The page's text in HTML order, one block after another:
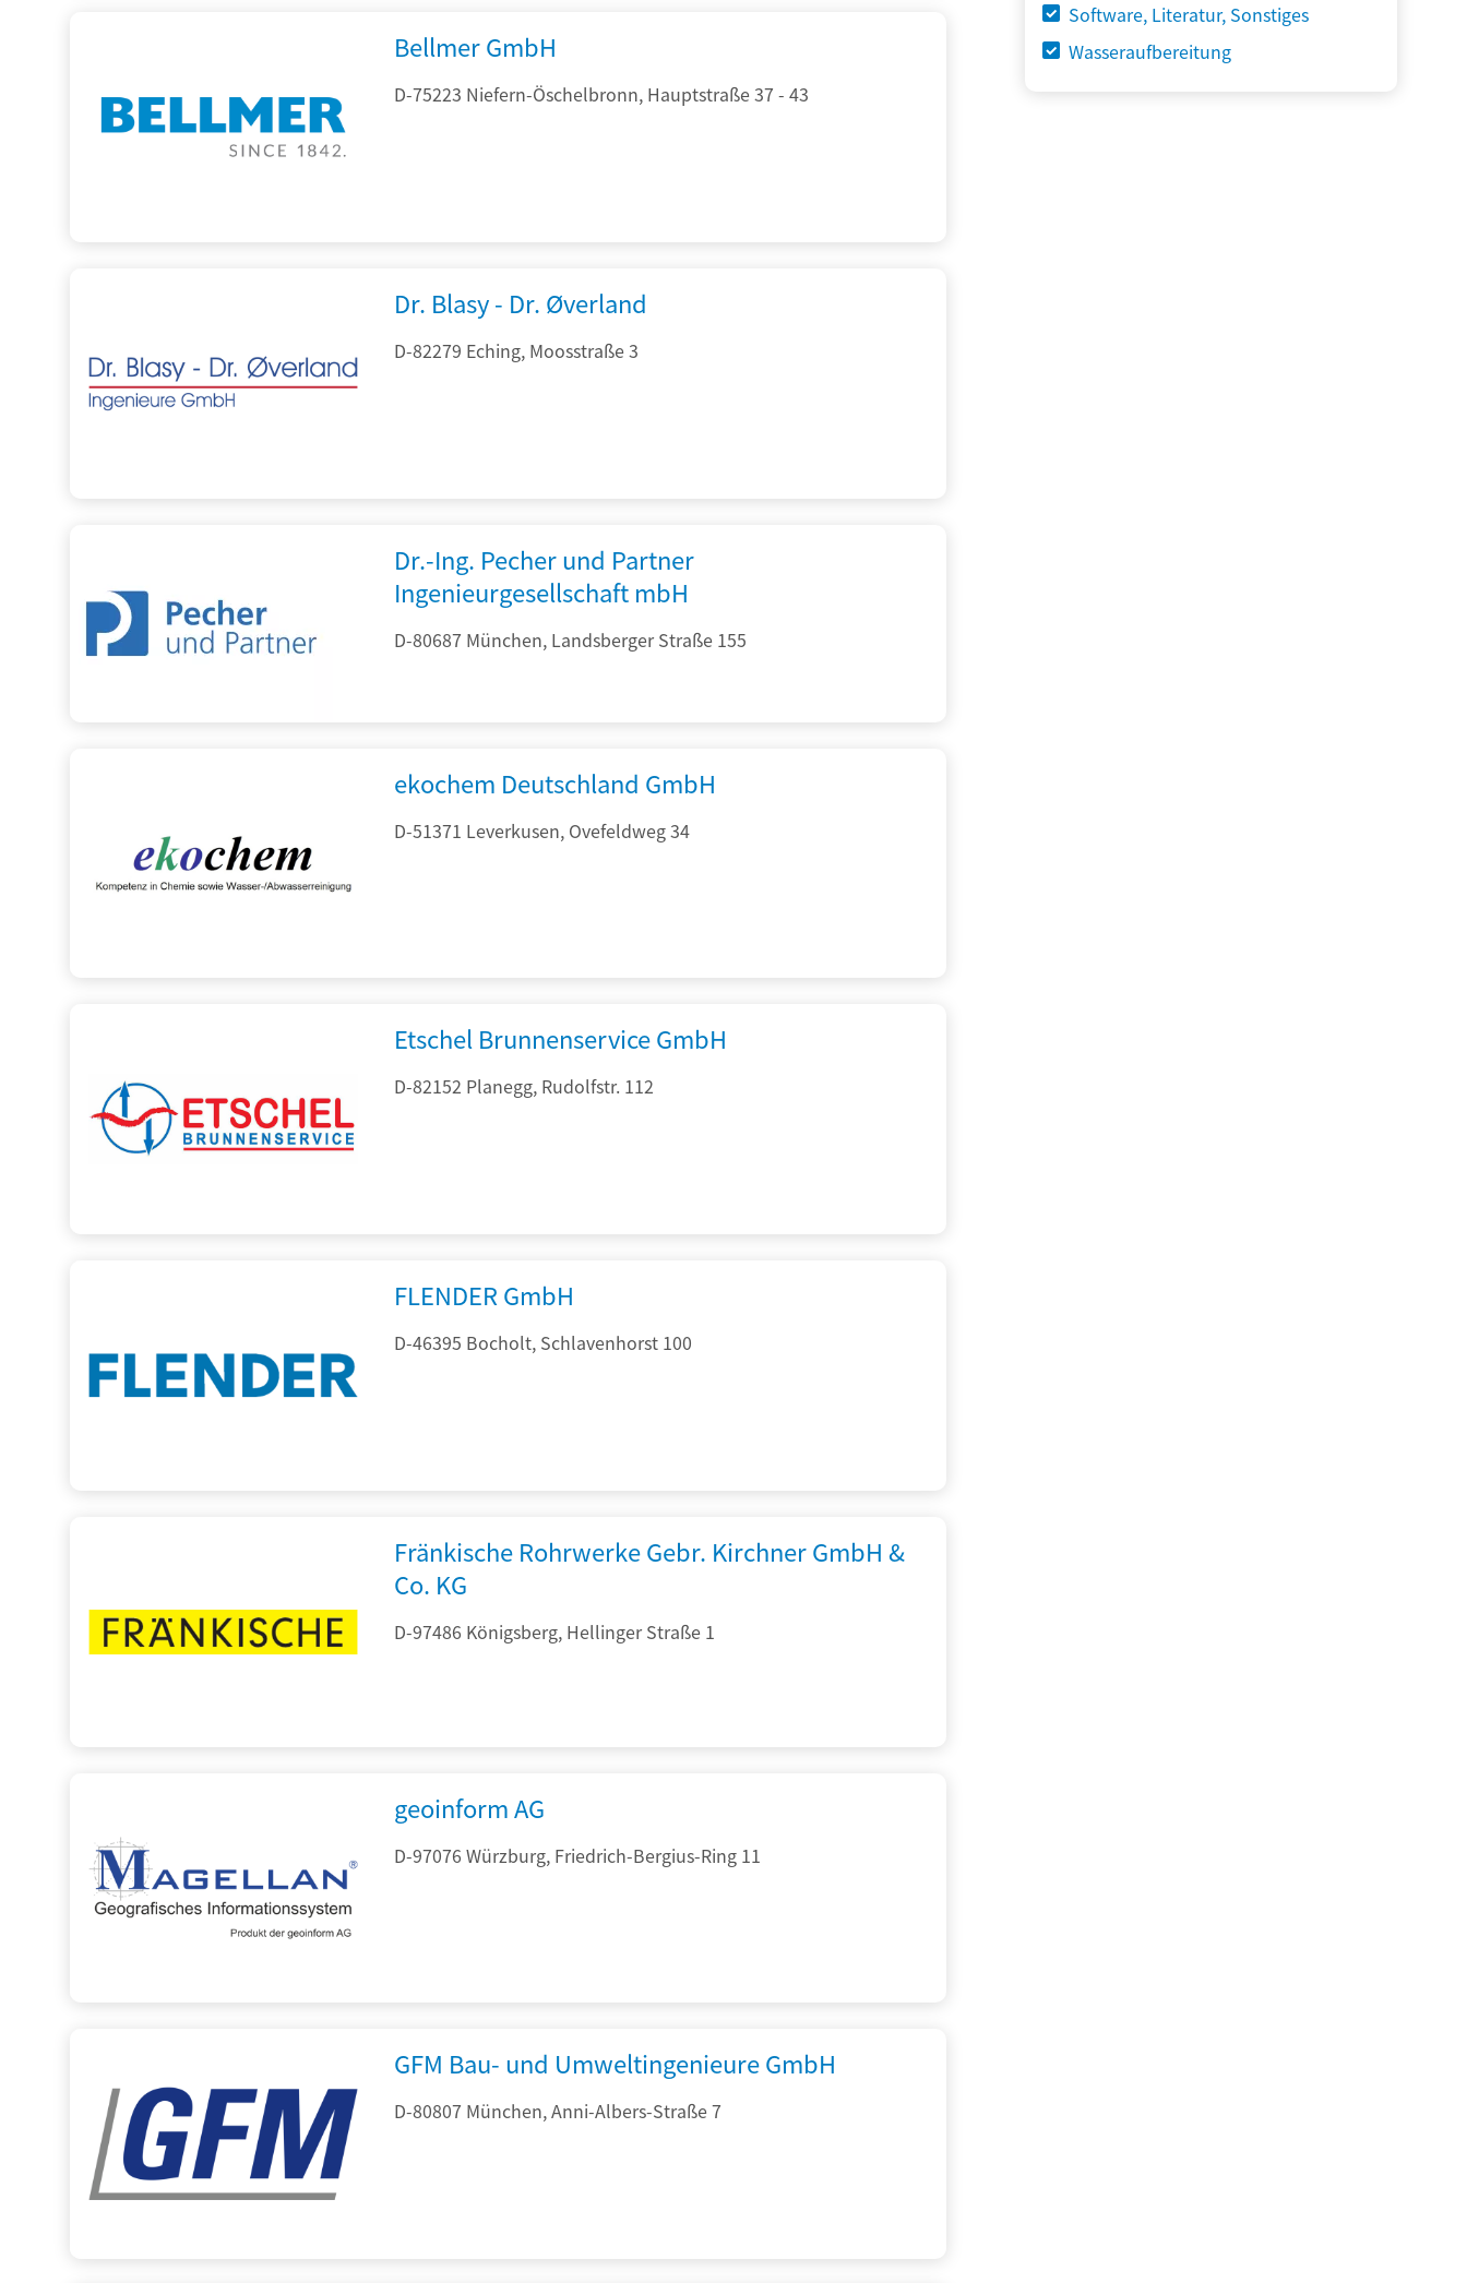
Software, Literatur, Sonstiges
Wasseraufbereitung
Bellmer GmbH
D-75223 Niefern-Öschelbronn, Hauptstraße 37 - 43
Dr. Blasy - Dr. Øverland
D-82279 Eching, Moosstraße 3
Dr.-Ing. Pecher und Partner
Ingenieurgesellschaft mbH
D-80687 München, Landsberger Straße 155
ekochem Deutschland GmbH
D-51371 Leverkusen, Ovefeldweg 34
Etschel Brunnenservice GmbH
D-82152 Planegg, Rudolfstr. 112
FLENDER GmbH
D-46395 Bocholt, Schlavenhorst 100
Fränkische Rohrwerke Gebr. Kirchner GmbH &
Co. KG
D-97486 Königsberg, Hellinger Straße 1
geoinform AG
D-97076 Würzburg, Friedrich-Bergius-Ring 11
GFM Bau- und Umweltingenieure GmbH
D-80807 München, Anni-Albers-Straße 7